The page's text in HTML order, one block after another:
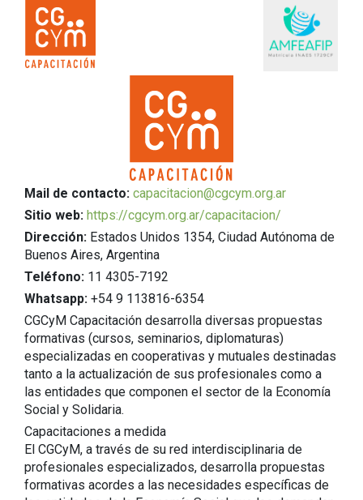
Mail de contacto: capacitacion@cgcym.org.ar
Sitio web: https://cgcym.org.ar/capacitacion/
Dirección: Estados Unidos 1354, Ciudad Autónoma de
Buenos Aires, Argentina
Teléfono: 11 4305-7192
Whatsapp: +54 9 113816-6354
CGCyM Capacitación desarrolla diversas propuestas
formativas (cursos, seminarios, diplomaturas)
especializadas en cooperativas y mutuales destinadas
tanto a la actualización de sus profesionales como a
las entidades que componen el sector de la Economía
Social y Solidaria.
Capacitaciones a medida
El CGCyM, a través de su red interdisciplinaria de
profesionales especializados, desarrolla propuestas
formativas acordes a las necesidades específicas de